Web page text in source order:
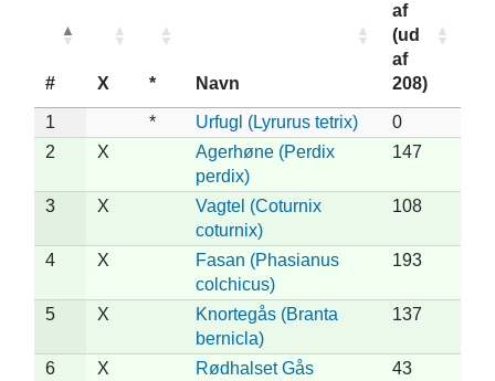
# X * Navn
af
(ud
af
208)
1 * Urfugl (Lyrurus tetrix)
0
2
X
Agerhøne (Perdix
perdix)
147
3 X
Vagtel (Coturnix
coturnix)
108
4 X
Fasan (Phasianus
colchicus)
193
5 X
Knortegås (Branta
bernicla)
137
6 X
Rødhalset Gås
43